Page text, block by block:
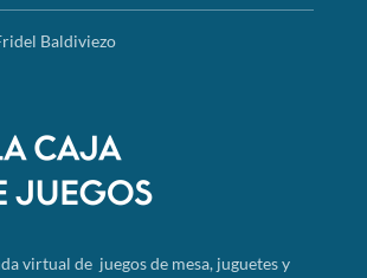
Baldiviezo
virtual de juegos de mesa, juguetes y